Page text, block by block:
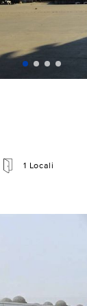
1 Locali